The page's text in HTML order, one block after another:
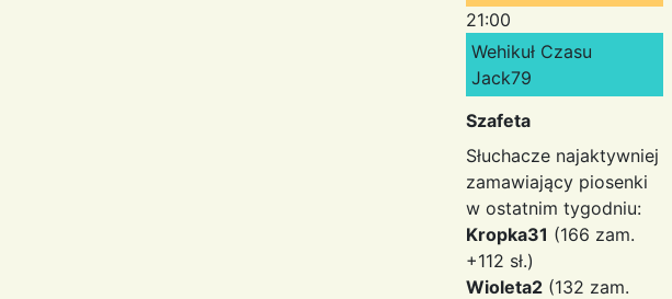
21:00
Wehikuł Czasu
Jack79
Szafeta
Słuchacze najaktywniej
zamawiający piosenki
w ostatnim tygodniu:
Kropka31 (166 zam.
+112 sł.)
Wioleta2 (132 zam.